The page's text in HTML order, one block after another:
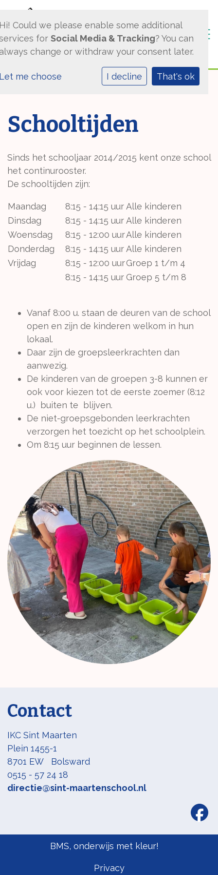
Schooltijden
Sinds het schooljaar 2014/2015 kent onze school
het continurooster.
De schooltijden zijn:
Maandag 8:15 - 14:15 uurAlle kinderen
Dinsdag
8:15 - 14:15 uurAlle kinderen
Woensdag
8:15 - 12:00 uurAlle kinderen
Donderdag
8:15 - 14:15 uurAlle kinderen
Vrijdag
8:15 - 12:00 uurGroep 1 t/m 4
8:15 - 14:15 uurGroep 5 t/m 8
Vanaf 8:00 u. staan de deuren van de school
open en zijn de kinderen welkom in hun
lokaal.
Daar zijn de groepsleerkrachten dan
aanwezig.
De kinderen van de groepen 3-8 kunnen er
ook voor kiezen tot de eerste zoemer (8:12
u.) buiten te blijven.
De niet-groepsgebonden leerkrachten
verzorgen het toezicht op het schoolplein.
Om 8:15 uur beginnen de lessen.
Contact
IKC Sint Maarten
Plein 1455-1
8701 EW Bolsward
0515 - 57 24 18
directie@sint-maartenschool.nl
BMS, onderwijs met kleur!
Privacy
Could we please enable some additional
for Social Media & Tracking? You can
change or withdraw your consent later.
me choose I decline That's ok